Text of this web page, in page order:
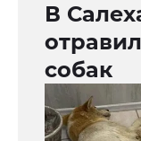
В
собак